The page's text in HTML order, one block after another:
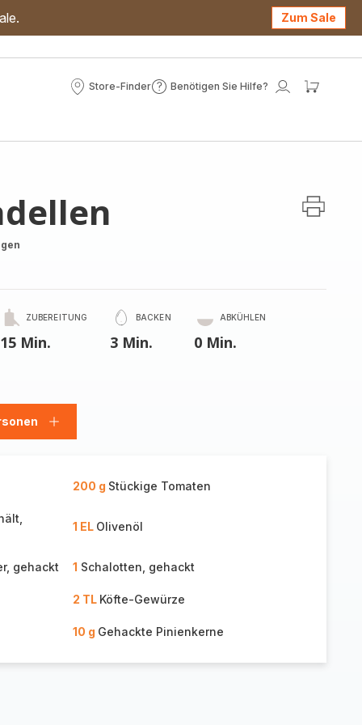
Zum Sale
Store-Finder
Store-
Benötigen Sie Hilfe?
Benötigen
Mein
ZUBEREITUNG
15 Min.
BACKEN
3 Min.
ABKÜHLEN
0 Min.
Personen
200 g Stückige Tomaten
1 EL Olivenöl
gehackt 1 Schalotten, gehackt
2 TL Köfte-Gewürze
10 g Gehackte Pinienkerne